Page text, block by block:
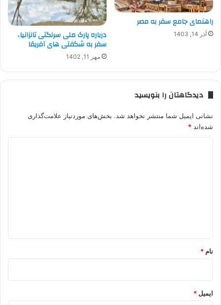
راهنمای جامع سفر به مصر
آذر 14, 1403 درباره پارک ملی سرنگتی تانزانیا،
سفر به شگفتی های آفریقا
مهر 11, 1402
دیدگاهتان را بنویسید
نشانی ایمیل شما منتشر نخواهد شد. بخش‌های موردنیاز علامت‌گذاری
شده‌اند *
نام *
ایمیل *